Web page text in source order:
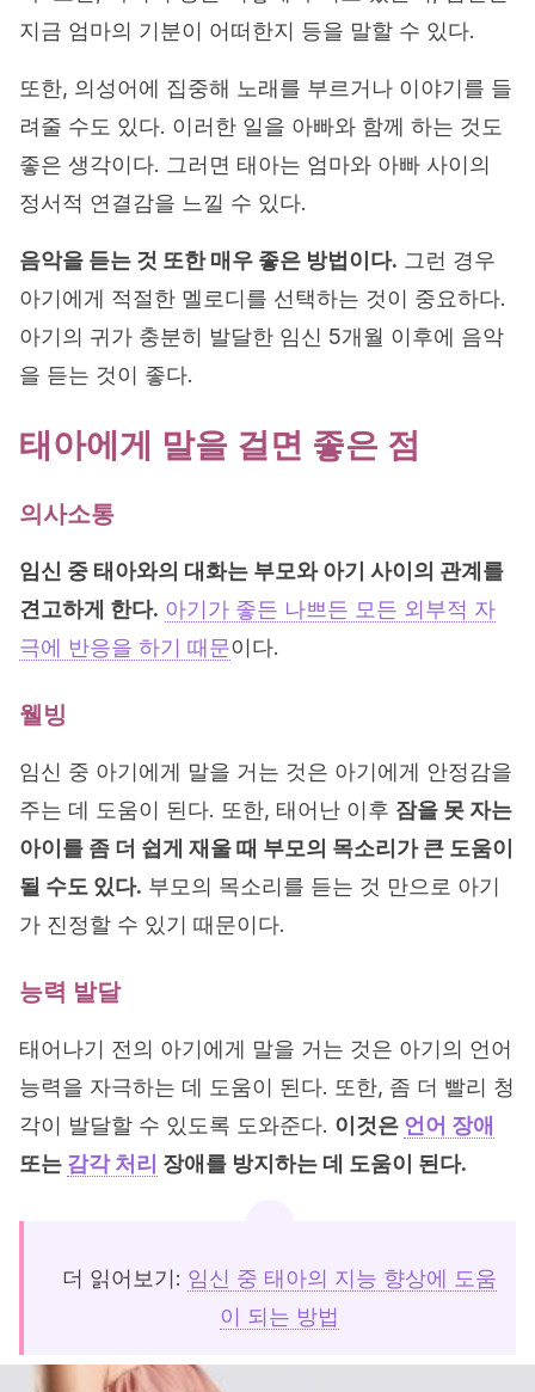
지금 엄마의 기분이 어떠한지 등을 말할 수 있다.
또한, 의성어에 집중해 노래를 부르거나 이야기를 들
려줄 수도 있다. 이러한 일을 아빠와 함께 하는 것도
좋은 생각이다. 그러면 태아는 엄마와 아빠 사이의
정서적 연결감을 느낄 수 있다.
음악을 듣는 것 또한 매우 좋은 방법이다. 그런 경우
아기에게 적절한 멜로디를 선택하는 것이 중요하다.
아기의 귀가 충분히 발달한 임신 5개월 이후에 음악
을 듣는 것이 좋다.
태아에게 말을 걸면 좋은 점
의사소통
임신 중 태아와의 대화는 부모와 아기 사이의 관계를
견고하게 한다. 아기가 좋든 나쁘든 모든 외부적 자
극에 반응을 하기 때문이다.
웰빙
임신 중 아기에게 말을 거는 것은 아기에게 안정감을
주는 데 도움이 된다. 또한, 태어난 이후 잠을 못 자는
아이를 좀 더 쉽게 재울 때 부모의 목소리가 큰 도움이
될 수도 있다. 부모의 목소리를 듣는 것 만으로 아기
가 진정할 수 있기 때문이다.
능력 발달
태어나기 전의 아기에게 말을 거는 것은 아기의 언어
능력을 자극하는 데 도움이 된다. 또한, 좀 더 빨리 청
각이 발달할 수 있도록 도와준다. 이것은 언어 장애
또는 감각 처리 장애를 방지하는 데 도움이 된다.
더 읽어보기: 임신 중 태아의 지능 향상에 도움
이 되는 방법